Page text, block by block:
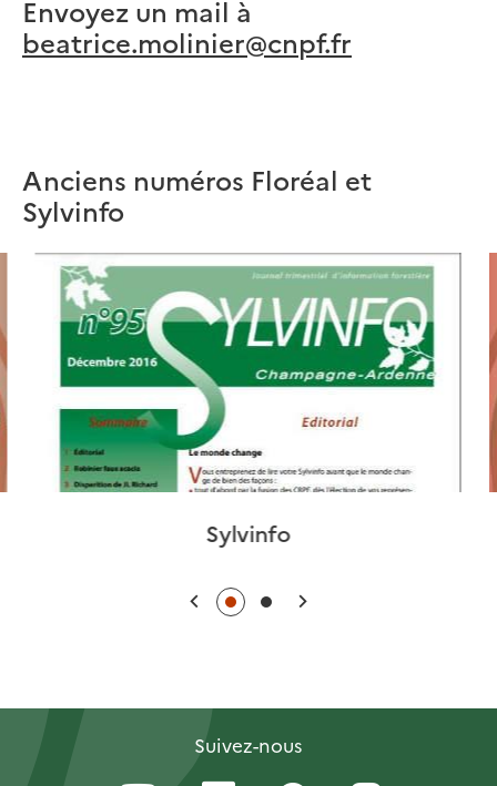
Envoyez un mail à
beatrice.molinier@cnpf.fr
Anciens numéros Floréal et
Sylvinfo
Sylvinfo
Suivez-nous